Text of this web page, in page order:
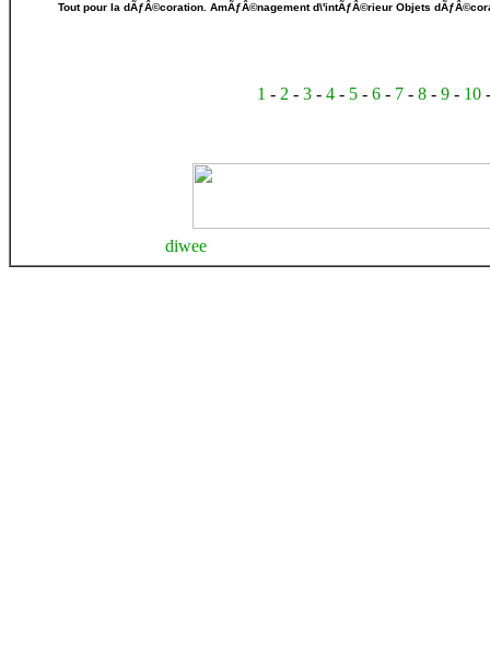
Tout pour la dÃƒÂ©coration. AmÃƒÂ©nagement d\'intÃƒÂ©rieur Objets
1 - 2 -3 -4 - 5 -6 - 7 -8 -9 - 10
diwee